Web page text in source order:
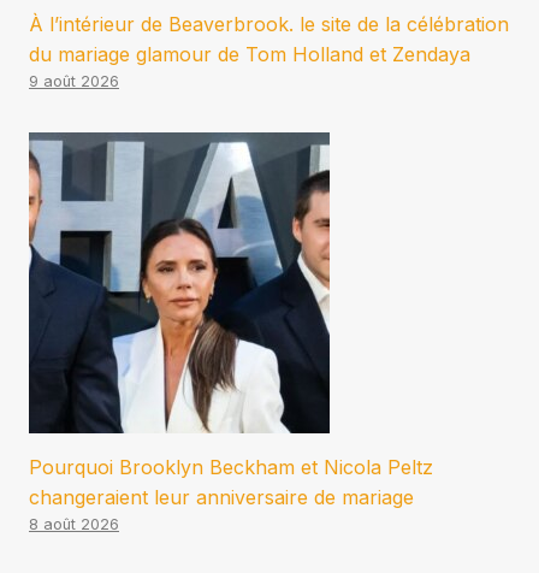
À l’intérieur de Beaverbrook. le site de la célébration
du mariage glamour de Tom Holland et Zendaya
9 août 2026
Pourquoi Brooklyn Beckham et Nicola Peltz
changeraient leur anniversaire de mariage
8 août 2026